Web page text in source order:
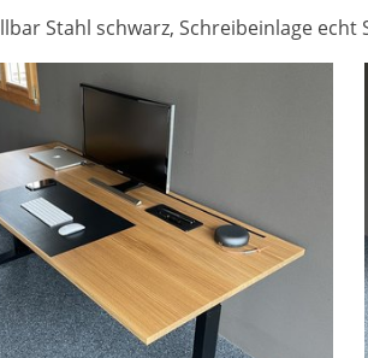
Stahl schwarz, Schreibeinlage echt